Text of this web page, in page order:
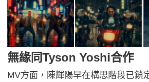
無緣同Tyson Yoshi合作
MV方面，陳輝陽早在構思階段已鎖